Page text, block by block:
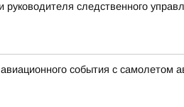
следственного
события с самолетом